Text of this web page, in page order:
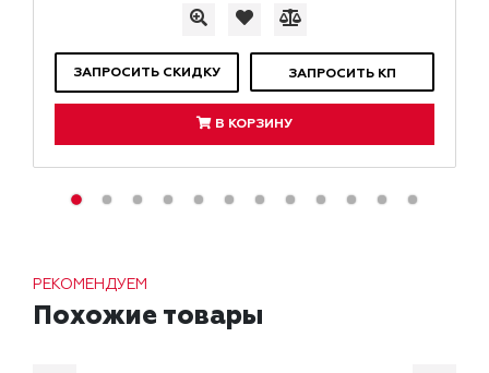
ЗАПРОСИТЬ СКИДКУ ЗАПРОСИТЬ КП
В КОРЗИНУ
РЕКОМЕНДУЕМ
Похожие товары